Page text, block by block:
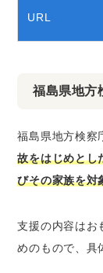
URL
福島県地方
福島県地方検察
故をはじめとし
びその家族を対
支援の内容はお
めのもので、具